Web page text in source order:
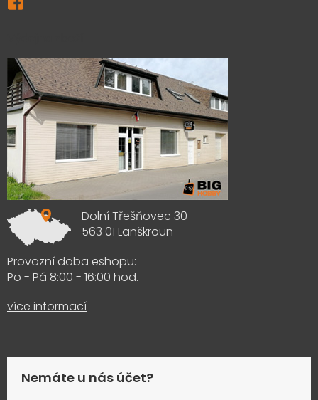
Dolní Třešňovec 30
563 01 Lanškroun
Provozní doba eshopu:
Po - Pá 8:00 - 16:00 hod.
více informací
Nemáte u nás účet?